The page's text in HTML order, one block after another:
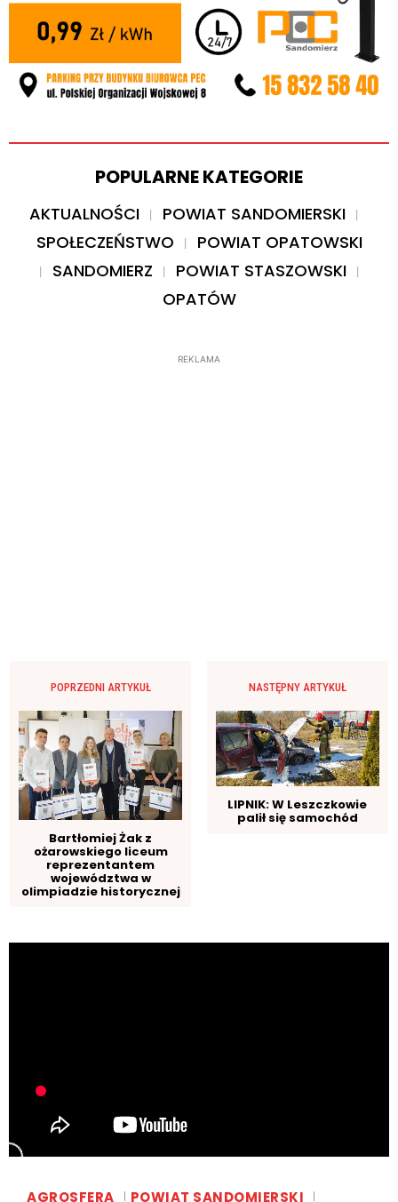
POPULARNE KATEGORIE
AKTUALNOŚCI
POWIAT SANDOMIERSKI
SPOŁECZEŃSTWO
POWIAT OPATOWSKI
SANDOMIERZ
POWIAT STASZOWSKI
OPATÓW
REKLAMA
POPRZEDNI ARTYKUŁ
Bartłomiej Żak z
ożarowskiego liceum
reprezentantem
województwa w
olimpiadzie historycznej
NASTĘPNY ARTYKUŁ
LIPNIK: W Leszczkowie
palił się samochód